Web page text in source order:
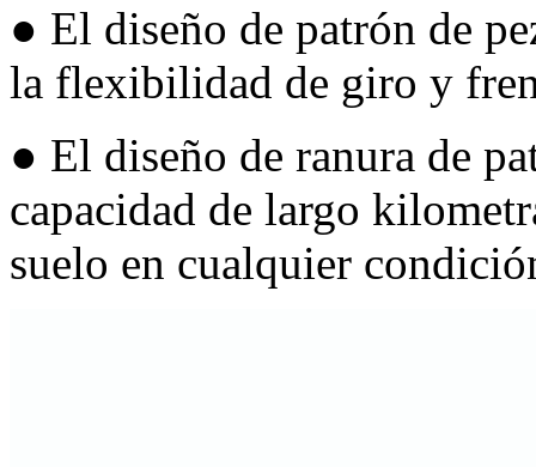
● El diseño de patrón de
la flexibilidad de giro y
● El diseño de ranura de
capacidad de largo
suelo en cualquier